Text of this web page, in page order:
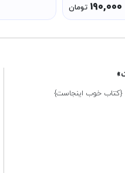
190,000 تومان
{کتاب خوب اینجاست}